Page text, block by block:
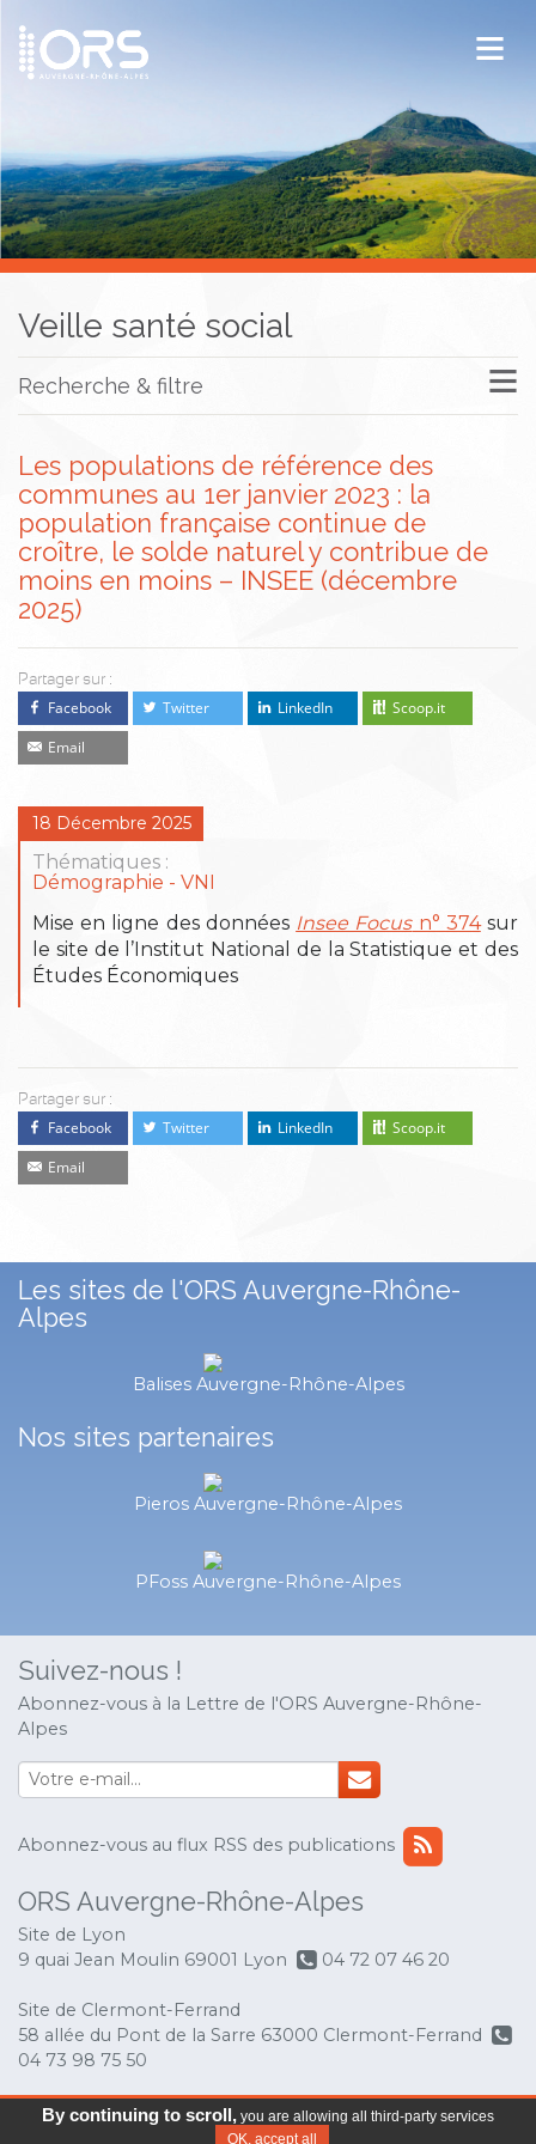
ORS Auvergne-Rhône-Alpes
Publications
Documentation / Veille
Veille santé social
Recherche & filtre
Les populations de référence des
communes au 1er janvier 2023 : la
population française continue de
croître, le solde naturel y contribue de
moins en moins – INSEE (décembre
2025)
Partager sur :
Facebook Twitter LinkedIn
Scoop.it
Email
18 Décembre 2025
Thématiques :
Démographie
VNI
Mise en ligne des données Insee Focusn° 374sur
le site de l’Institut National de la Statistique et des
Études Économiques
Partager sur :
Facebook Twitter LinkedIn
Scoop.it
Email
Les sites de l'ORS Auvergne-Rhône-
Alpes
Balises Auvergne-Rhône-Alpes
Nos sites partenaires
Pieros Auvergne-Rhône-Alpes
PFoss Auvergne-Rhône-Alpes
Suivez-nous !
Abonnez-vous à la Lettre de l'ORS Auvergne-Rhône-
Alpes
Abonnez-vous au flux RSS des publications
ORS Auvergne-Rhône-Alpes
Site de Lyon
9 quai Jean Moulin 69001 Lyon
04 72 07 46 20
Site de Clermont-Ferrand
58 allée du Pont de la Sarre 63000 Clermont-Ferrand
04 73 98 75 50
© Copyright 2017 ORS Auvergne-Rhône-Alpes-
By continuing to scroll,you are allowing all third-party services
OK, accept all